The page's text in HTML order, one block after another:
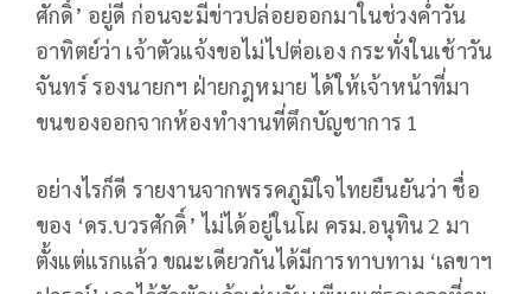
ศักดิ์’ อยู่ดี ก่อนจะมีข่าวปล่อยออกมาในช่วงค่ำวัน
อาทิตย์ว่า เจ้าตัวแจ้งขอไม่ไปต่อเอง กระทั่งในเช้าวัน
จันทร์ รองนายกฯ ฝ่ายกฎหมาย ได้ให้เจ้าหน้าที่มา
ขนของออกจากห้องทำงานที่ตึกบัญชาการ 1
อย่างไรก็ดี รายงานจากพรรคภูมิใจไทยยืนยันว่า ชื่อ
ของ ‘ดร.บวรศักดิ์’ ไม่ได้อยู่ในโผ ครม.อนุทิน 2 มา
ตั้งแต่แรกแล้ว ขณะเดียวกันได้มีการทาบทาม ‘เลขาฯ